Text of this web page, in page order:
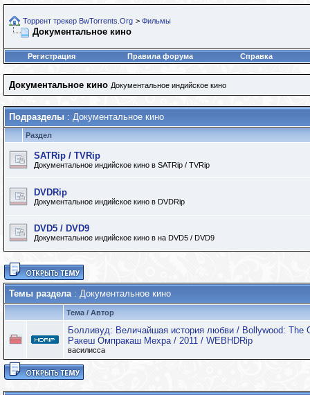
Торрент трекер BwTorrents.Org > Фильмы
Документальное кино
Регистрация Правила форума Справка
Документальное кино Документальное индийское кино
Подразделы : Документальное кино
Раздел
SATRip / TVRip
Документальное индийское кино в SATRip / TVRip
DVDRip
Документальное индийское кино в DVDRip
DVD5 / DVD9
Документальное индийское кино в на DVD5 / DVD9
Темы раздела: Документальное кино
Тема / Автор
Болливуд: Величайшая история любви / Bollywood: The
Ракеш Омпракаш Мехра / 2011 / WEBHDRip
василисса